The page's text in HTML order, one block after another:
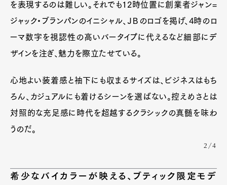
Pen international Pen tw
を表現するのは難しい。それでも12時位置に創業者ジャン=
ジャック・ブランパンのイニシャル、ＪＢのロゴを掲げ、4時のロ
ーマ数字を視認性の高いバータイプに代えるなど細部にデ
ザインを注ぎ、魅力を際立たせている。
心地よい装着感と袖下にも収まるサイズは、ビジネスはもち
ろん、カジュアルにも着けるシーンを選ばない。控えめさとは
対照的な充足感に時代を超越するクラシックの真髄を味わ
うのだ。
2/4
希少なバイカラーが映える、ブティック限定モデ